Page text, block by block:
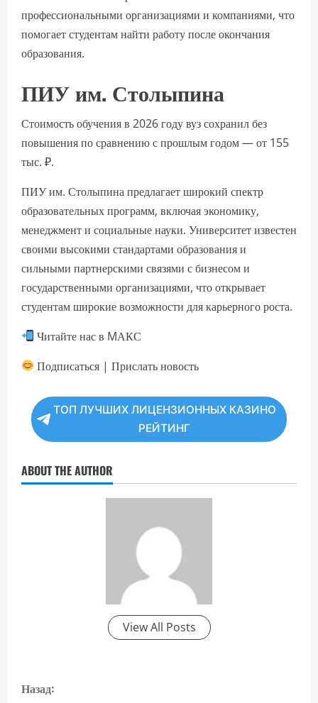
профессиональными организациями и компаниями, что
помогает студентам найти работу после окончания
образования.
ПИУ им. Столыпина
Стоимость обучения в 2026 году вуз сохранил без
повышения по сравнению с прошлым годом — от 155
тыс. ₽.
ПИУ им. Столыпина предлагает широкий спектр
образовательных программ, включая экономику,
менеджмент и социальные науки. Университет известен
своими высокими стандартами образования и
сильными партнерскими связями с бизнесом и
государственными организациями, что открывает
студентам широкие возможности для карьерного роста.
Читайте нас в MАКС
Подписаться | Прислать новость
ТОП ЛУЧШИХ ЛИЦЕНЗИОННЫХ КАЗИНО
РЕЙТИНГ
ABOUT THE AUTHOR
View All Posts
П
Назад: